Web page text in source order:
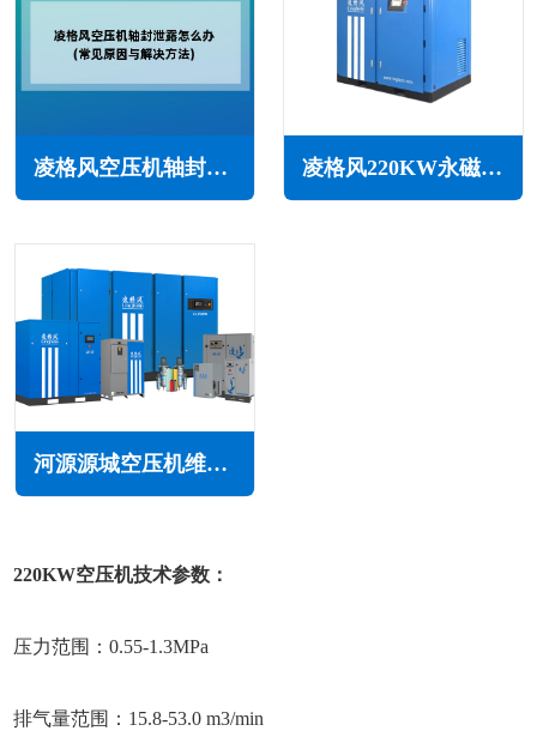
凌格风空压机轴封泄露怎么办(常见原因与解决方法) 凌格风220KW永磁变频无油水润滑空压机LSW PM系列
河源源城空压机维修保养
220KW空压机技术参数：
压力范围：0.55-1.3MPa
排气量范围：15.8-53.0 m3/min